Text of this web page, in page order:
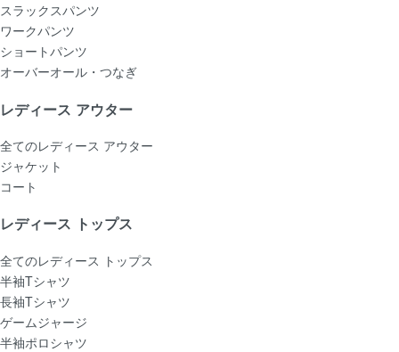
スラックスパンツ
ワークパンツ
ショートパンツ
オーバーオール・つなぎ
レディース アウター
全てのレディース アウター
ジャケット
コート
レディース トップス
全てのレディース トップス
半袖Tシャツ
長袖Tシャツ
ゲームジャージ
半袖ポロシャツ